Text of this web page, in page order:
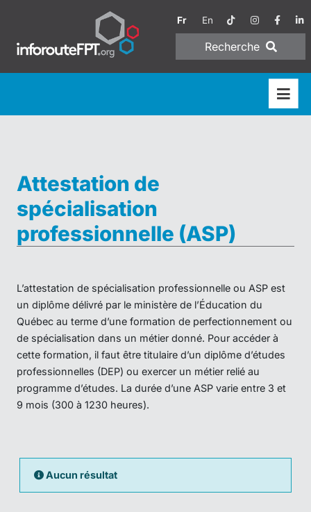
Fr En
Recherche
Attestation de
spécialisation
professionnelle (ASP)
L’attestation de spécialisation professionnelle ou ASP est
un diplôme délivré par le ministère de l’Éducation du
Québec au terme d’une formation de perfectionnement ou
de spécialisation dans un métier donné. Pour accéder à
cette formation, il faut être titulaire d’un diplôme d’études
professionnelles (DEP) ou exercer un métier relié au
programme d’études. La durée d’une ASP varie entre 3 et
9 mois (300 à 1230 heures).
Aucun résultat